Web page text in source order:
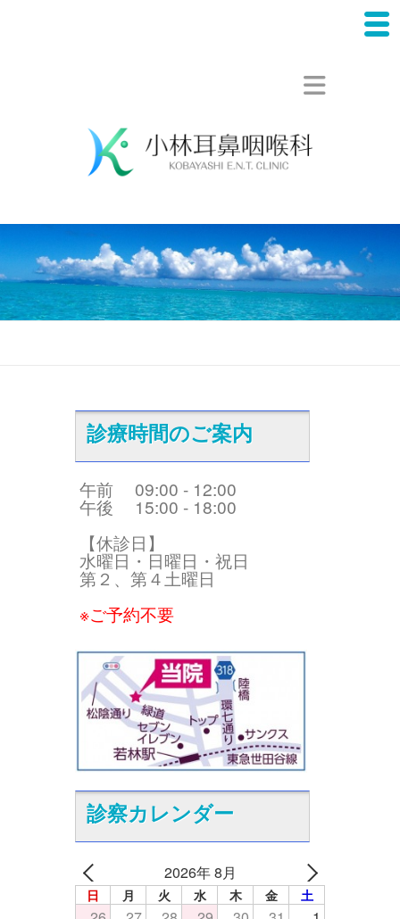
診療時間のご案内
午前 09:00 - 12:00
午後 15:00 - 18:00
【休診日】
水曜日・日曜日・祝日
第２、第４土曜日
※ご予約不要
診察カレンダー
2026年 8月
日 月 火 水 木 金 土